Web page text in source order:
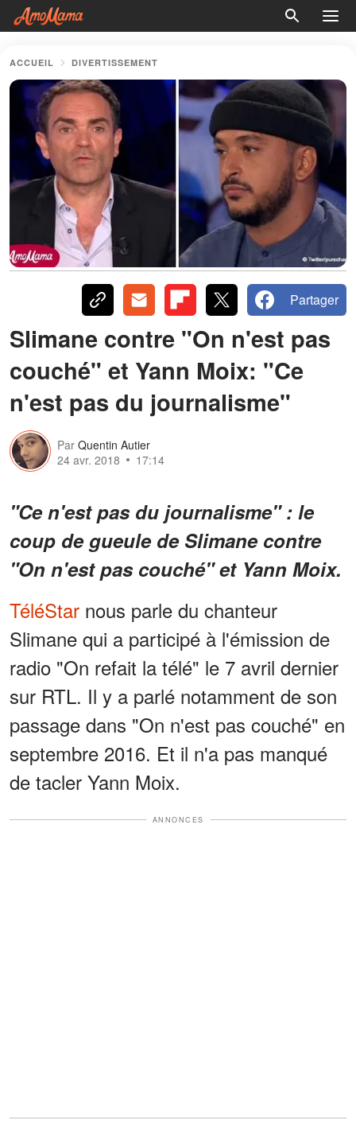
ACCUEIL DIVERTISSEMENT
Partager
Slimane contre "On n'est pas
couché" et Yann Moix: "Ce
n'est pas du journalisme"
Par Quentin Autier
24 avr. 2018
17:14
"Ce n'est pas du journalisme" : le
coup de gueule de Slimane contre
"On n'est pas couché" et Yann Moix.
TéléStar nous parle du chanteur
Slimane qui a participé à l'émission de
radio "On refait la télé" le 7 avril dernier
sur RTL. Il y a parlé notamment de son
passage dans "On n'est pas couché" en
septembre 2016. Et il n'a pas manqué
de tacler Yann Moix.
ANNONCES